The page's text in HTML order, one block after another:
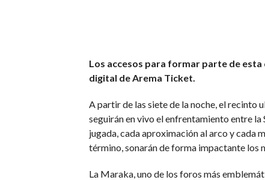
Los accesos para formar parte de
digital de Arema Ticket.
A partir de las siete de la noche, el recinto
seguirán en vivo el enfrentamiento entre
jugada, cada aproximación al arco y cada
término, sonarán de forma impactante los
La Maraka, uno de los foros más